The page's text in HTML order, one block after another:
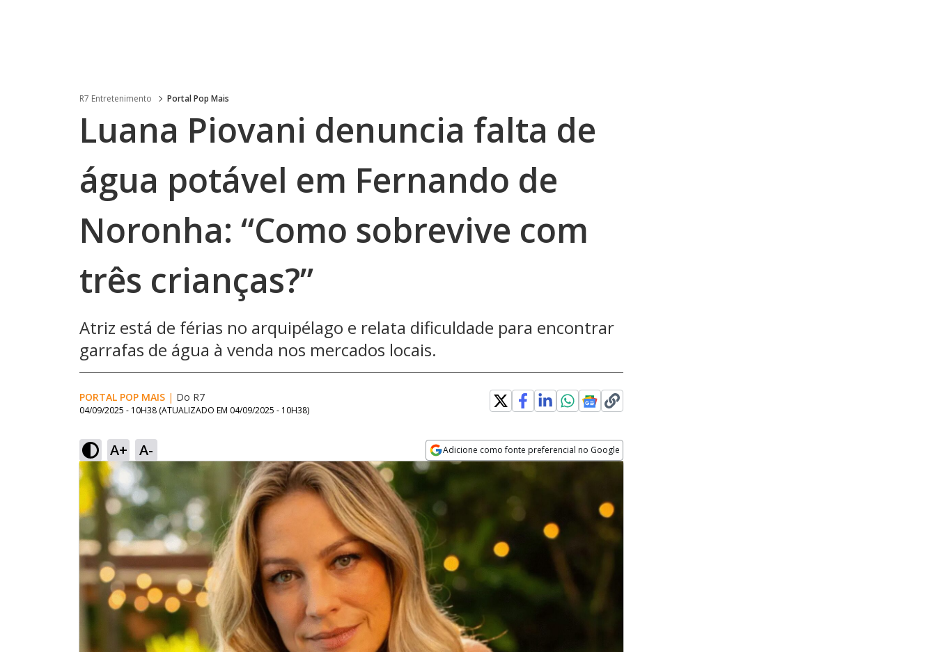
R7 Entretenimento Portal Pop Mais
Luana Piovani denuncia falta de
água potável em Fernando de
Noronha: “Como sobrevive com
três crianças?”
Atriz está de férias no arquipélago e relata dificuldade para encontrar
garrafas de água à venda nos mercados locais.
PORTAL POP MAIS | Do R7
04/09/2025 - 10H38 (ATUALIZADO EM 04/09/2025 - 10H38)
A+ A- Adicione como fonte preferencial no Google
Opens in new window